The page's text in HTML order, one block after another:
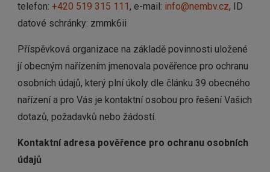
telefon: +420 519 315 111, e-mail: info@nembv.cz, ID
datové schránky: zmmk6ii
Příspěvková organizace na základě povinnosti uložené
jí obecným nařízením jmenovala pověřence pro ochranu
osobních údajů, který plní úkoly dle článku 39 obecného
nařízení a pro Vás je kontaktní osobou pro řešení Vašich
dotazů, požadavků nebo žádostí.
Kontaktní adresa pověřence pro ochranu osobních
údajů